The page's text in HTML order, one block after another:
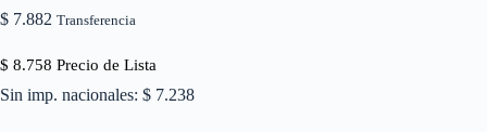
$ 7.882 Transferencia
$ 8.758 Precio de Lista
Sin imp. nacionales: $ 7.238